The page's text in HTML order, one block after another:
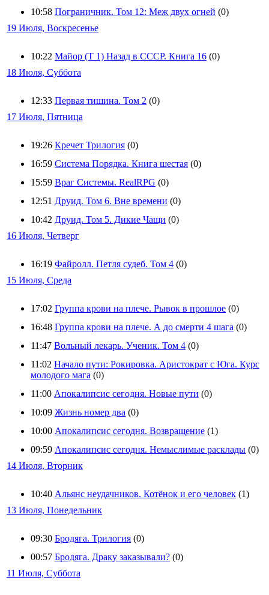
10:58 Пограничник. Том 12: Меж двух огней (0)
19 Июля, Воскресенье
10:22 Майор (Т 1) Назад в СССР. Книга 16 (0)
18 Июля, Суббота
12:33 Первая тишина. Том 2 (0)
17 Июля, Пятница
19:26 Кречет Трилогия (0)
16:59 Система Порядка. Книга шестая (0)
15:59 Враг Системы. RealRPG (0)
12:51 Друид. Том 6. Вне времени (0)
10:42 Друид. Том 5. Дикие Чащи (0)
16 Июля, Четверг
16:19 Файролл. Петля судеб. Том 4 (0)
15 Июля, Среда
17:02 Группа крови на плече. Рывок в прошлое (0)
16:48 Группа крови на плече. А до смерти 4 шага (0)
11:47 Вольный лекарь. Ученик. Том 4 (0)
11:02 Начало пути: Рокировка. Аристократ с Юга. Курс
молодого мага (0)
11:00 Апокалипсис сегодня. Новые пути (0)
10:09 Жизнь номер два (0)
10:00 Апокалипсис сегодня. Возвращение (1)
09:59 Апокалипсис сегодня. Немыслимые расклады (0)
14 Июля, Вторник
10:40 Альянс неудачников. Котёнок и его человек (1)
13 Июля, Понедельник
09:30 Бродяга. Трилогия (0)
00:57 Бродяга. Драку заказывали? (0)
11 Июля, Суббота